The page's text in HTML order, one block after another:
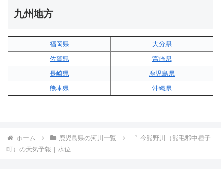
九州地方
福岡県
大分県
佐賀県
宮崎県
長崎県
鹿児島県
熊本県
沖縄県
ホーム 鹿児島県の河川一覧
今熊野川（熊毛郡中種子
町）の天気予報｜水位